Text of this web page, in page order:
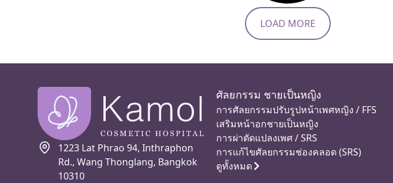
LOAD MORE
1223 Lat Phrao 94, Inthraphon
Rd., Wang Thonglang, Bangkok
10310
ศัลยกรรม ชายเป็นหญิง
การศัลยกรรมปรับรูปหน้าเพศหญิง / FFS
เสริมหน้าอกชายเป็นหญิง
การผ่าตัดแปลงเพศ / SRS
การแก้ไขศัลยกรรมช่องคลอด (SRS)
ดูทั้งหมด